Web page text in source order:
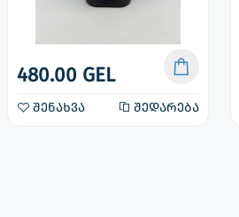
480.00 GEL
შენახვა შედარება